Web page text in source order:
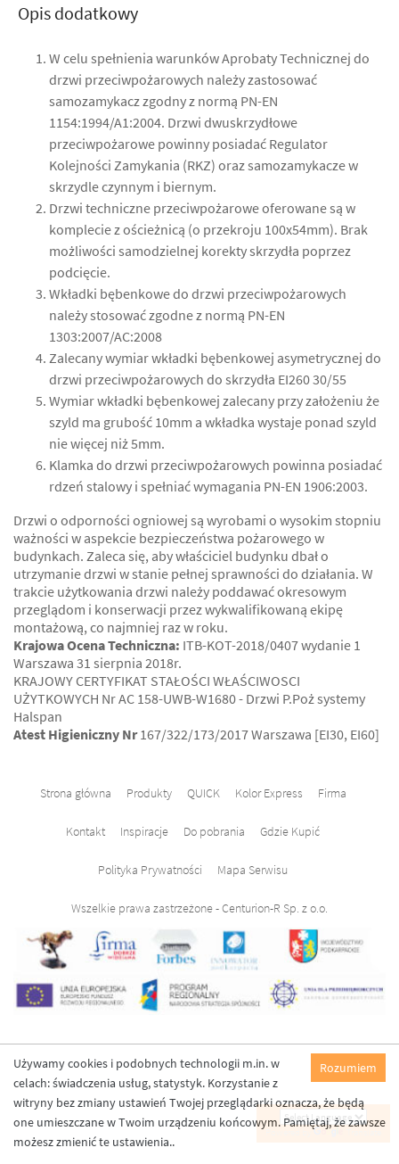
Opis dodatkowy
W celu spełnienia warunków Aprobaty Technicznej do
drzwi przeciwpożarowych należy zastosować
samozamykacz zgodny z normą PN-EN
1154:1994/A1:2004. Drzwi dwuskrzydłowe
przeciwpożarowe powinny posiadać Regulator
Kolejności Zamykania (RKZ) oraz samozamykacze w
skrzydle czynnym i biernym.
Drzwi techniczne przeciwpożarowe oferowane są w
komplecie z ościeżnicą (o przekroju 100x54mm). Brak
możliwości samodzielnej korekty skrzydła poprzez
podcięcie.
Wkładki bębenkowe do drzwi przeciwpożarowych
należy stosować zgodne z normą PN-EN
1303:2007/AC:2008
Zalecany wymiar wkładki bębenkowej asymetrycznej do
drzwi przeciwpożarowych do skrzydła EI260 30/55
Wymiar wkładki bębenkowej zalecany przy założeniu że
szyld ma grubość 10mm a wkładka wystaje ponad szyld
nie więcej niż 5mm.
Klamka do drzwi przeciwpożarowych powinna posiadać
rdzeń stalowy i spełniać wymagania PN-EN 1906:2003.
Drzwi o odporności ogniowej są wyrobami o wysokim stopniu
ważności w aspekcie bezpieczeństwa pożarowego w
budynkach. Zaleca się, aby właściciel budynku dbał o
utrzymanie drzwi w stanie pełnej sprawności do działania. W
trakcie użytkowania drzwi należy poddawać okresowym
przeglądom i konserwacji przez wykwalifikowaną ekipę
montażową, co najmniej raz w roku.
Krajowa Ocena Techniczna: ITB-KOT-2018/0407 wydanie 1
Warszawa 31 sierpnia 2018r.
KRAJOWY CERTYFIKAT STAŁOŚCI WŁAŚCIWOSCI
UŻYTKOWYCH Nr AC 158-UWB-W1680 - Drzwi P.Poż systemy
Halspan
Atest Higieniczny Nr167/322/173/2017 Warszawa [EI30, EI60]
Strona główna Produkty QUICK Kolor Express Firma
Kontakt Inspiracje Do pobrania Gdzie Kupić
Polityka Prywatności Mapa Serwisu
Wszelkie prawa zastrzeżone - Centurion-R Sp. z o.o.
Powered by
Rozumiem
Używamy cookies i podobnych technologii m.in. w
celach: świadczenia usług, statystyk. Korzystanie z
witryny bez zmiany ustawień Twojej przeglądarki oznacza, że będą
one umieszczane w Twoim urządzeniu końcowym. Pamiętaj, że zawsze
możesz zmienić te ustawienia..